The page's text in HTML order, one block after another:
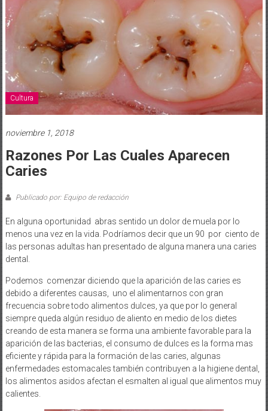
Cultura
noviembre 1, 2018
Razones Por Las Cuales Aparecen
Caries
Publicado por: Equipo de redacción
En alguna oportunidad abras sentido un dolor de muela por lo
menos una vez en la vida. Podríamos decir que un 90 por ciento de
las personas adultas han presentado de alguna manera una caries
dental.
Podemos comenzar diciendo que la aparición de las caries es
debido a diferentes causas, uno el alimentarnos con gran
frecuencia sobre todo alimentos dulces, ya que por lo general
siempre queda algún residuo de aliento en medio de los dietes
creando de esta manera se forma una ambiente favorable para la
aparición de las bacterias, el consumo de dulces es la forma mas
eficiente y rápida para la formación de las caries, algunas
enfermedades estomacales también contribuyen a la higiene dental,
los alimentos asidos afectan el esmalten al igual que alimentos muy
calientes.